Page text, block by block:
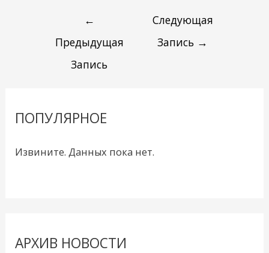
←
Предыдущая
Запись
Следующая
Запись →
ПОПУЛЯРНОЕ
Извините. Данных пока нет.
АРХИВ НОВОСТИ